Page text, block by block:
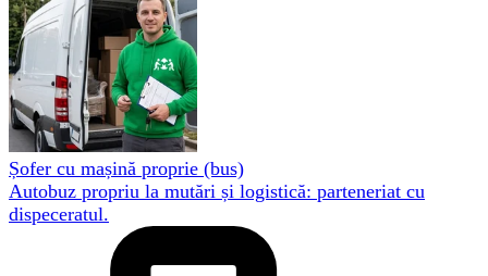
Șofer cu mașină proprie (bus)
Autobuz propriu la mutări și logistică: parteneriat cu
dispeceratul.